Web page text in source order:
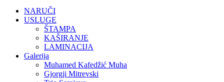
NARUČI
USLUGE
ŠTAMPA
KAŠIRANJE
LAMINACIJA
Galerija
Muhamed Kafedžić Muha
Gjorgji Mitrevski